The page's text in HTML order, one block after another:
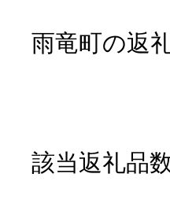
雨竜町の返
該当返礼品数